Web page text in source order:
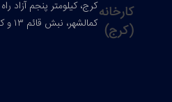
آزاد راه کرج-قزوین، ورودی